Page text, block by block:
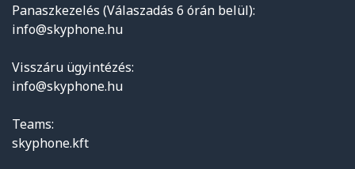
Panaszkezelés (Válaszadás 6 órán belül):
info@skyphone.hu
Visszáru ügyintézés:
info@skyphone.hu
Teams:
skyphone.kft